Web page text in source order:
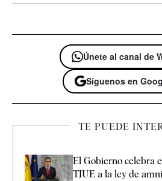
Únete al canal de
Síguenos en
TE PUEDE
El Gobierno celebra
TJUE a la ley de